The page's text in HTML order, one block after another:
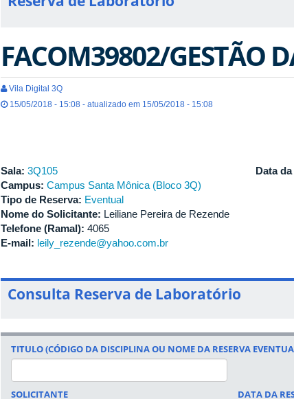
FACOM39802/GESTÃO
Vila Digital 3Q
15/05/2018 - 15:08 - atualizado em 15/05/2018 - 15:08
Sala: 3Q105
Campus: Campus Santa Mônica (Bloco 3Q)
Tipo de Reserva: Eventual
Nome do Solicitante: Leiliane Pereira de Rezende
Telefone (Ramal): 4065
E-mail: leily_rezende@yahoo.com.br
Data
Consulta Reserva de Laboratório
TITULO (CÓDIGO DA DISCIPLINA OU NOME DA RESERVA
SOLICITANTE DATA DA